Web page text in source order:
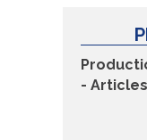
-